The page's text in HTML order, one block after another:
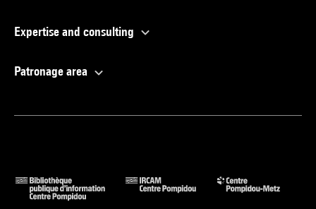
Expertise and consulting
Patronage area